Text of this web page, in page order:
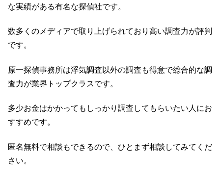
な実績がある有名な探偵社です。
数多くのメディアで取り上げられており高い調査力が評判
です。
原一探偵事務所は浮気調査以外の調査も得意で総合的な調
査力が業界トップクラスです。
多少お金はかかってもしっかり調査してもらいたい人にお
すすめです。
匿名無料で相談もできるので、ひとまず相談してみてくだ
さい。